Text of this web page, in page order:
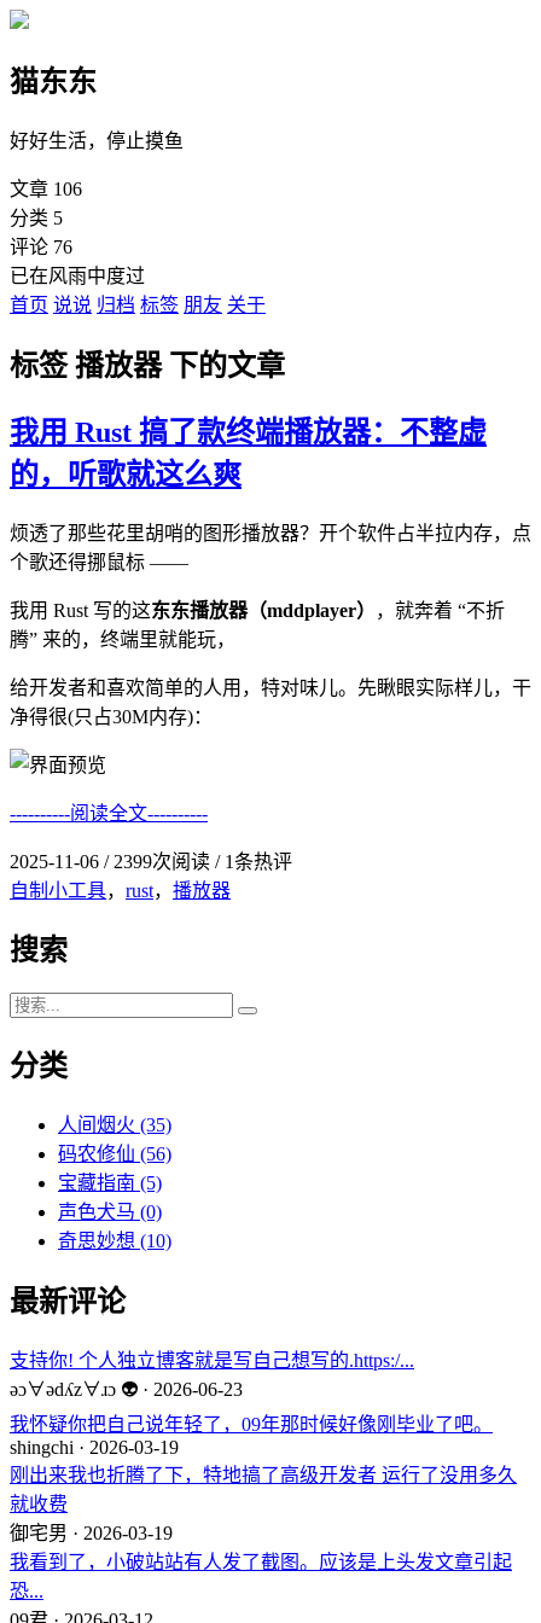
猫东东
好好生活，停止摸鱼
文章 106
分类 5
评论 76
已在风雨中度过
首页 说说 归档 标签 朋友 关于
标签 播放器 下的文章
我用 Rust 搞了款终端播放器：不整虚
的，听歌就这么爽
烦透了那些花里胡哨的图形播放器？开个软件占半拉内存，点
个歌还得挪鼠标 ——
我用 Rust 写的这东东播放器（mddplayer）
，就奔着 “不折
腾” 来的，终端里就能玩，
给开发者和喜欢简单的人用，特对味儿。先瞅眼实际样儿，干
净得很(只占30M内存)：
----------阅读全文----------
2025-11-06 / 2399次阅读 / 1条热评
自制小工具， rust， 播放器
搜索
分类
人间烟火 (35)
码农修仙 (56)
宝藏指南 (5)
声色犬马 (0)
奇思妙想 (10)
最新评论
支持你! 个人独立博客就是写自己想写的.https:/...
ǝɔ∀ǝdʎz∀ɹɔ 👽 · 2026-06-23
我怀疑你把自己说年轻了，09年那时候好像刚毕业了吧。
shingchi · 2026-03-19
刚出来我也折腾了下，特地搞了高级开发者 运行了没用多久
就收费
御宅男 · 2026-03-19
我看到了，小破站站有人发了截图。应该是上头发文章引起
恐...